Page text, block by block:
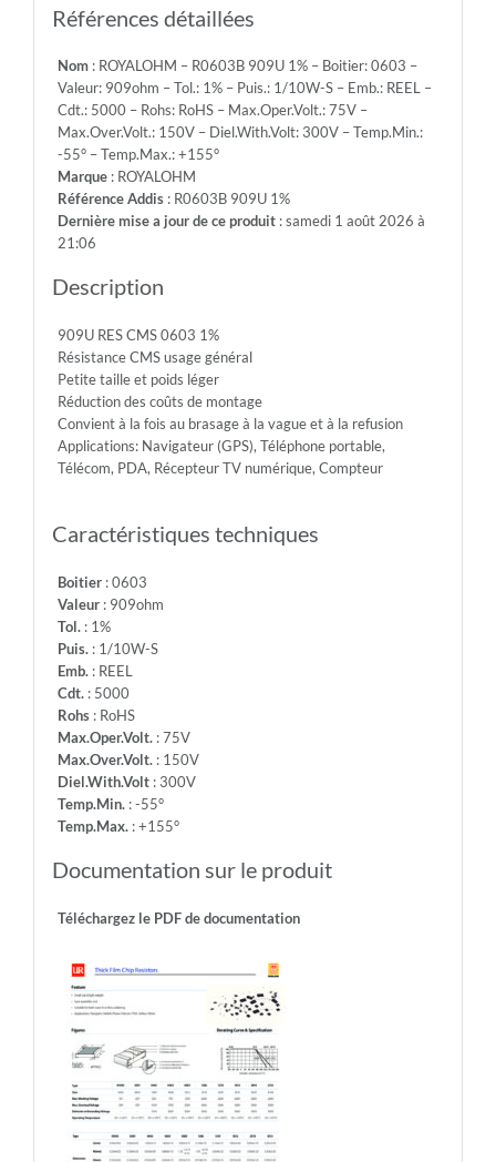
-
5000
-
Rohs:
RoHS
-
Max.Oper.Volt.:
75V
Max.Over.Volt.:
-
Temp.Min.:
-55°
-
Temp.Max.:
+155°
Références détaillées
Nom: ROYALOHM – R0603B 909U 1% – Boitier: 0603 –
Valeur: 909ohm – Tol.: 1% – Puis.: 1/10W-S – Emb.: REEL –
Cdt.: 5000 – Rohs: RoHS – Max.Oper.Volt.: 75V –
Max.Over.Volt.: 150V – Diel.With.Volt: 300V – Temp.Min.:
-55° – Temp.Max.: +155°
Marque: ROYALOHM
Référence Addis: R0603B 909U 1%
Dernière mise a jour de ce produit: samedi 1 août 2026 à
21:06
Description
909U RES CMS 0603 1%
Résistance CMS usage général
Petite taille et poids léger
Réduction des coûts de montage
Convient à la fois au brasage à la vague et à la refusion
Applications: Navigateur (GPS), Téléphone portable,
Télécom, PDA, Récepteur TV numérique, Compteur
Caractéristiques techniques
Boitier: 0603
Valeur: 909ohm
Tol.: 1%
Puis.: 1/10W-S
Emb.: REEL
Cdt.: 5000
Rohs: RoHS
Max.Oper.Volt.: 75V
Max.Over.Volt.: 150V
Diel.With.Volt: 300V
Temp.Min.: -55°
Temp.Max.: +155°
Documentation sur le produit
Téléchargez le PDF de documentation